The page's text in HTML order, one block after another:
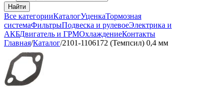
Найти
Все категорииКаталогУценкаТормозная
системаФильтрыПодвеска и рулевоеЭлектрика и
АКБДвигатель и ГРМОхлаждениеКонтакты
Главная/Каталог/2101-1106172 (Темпсил) 0,4 мм